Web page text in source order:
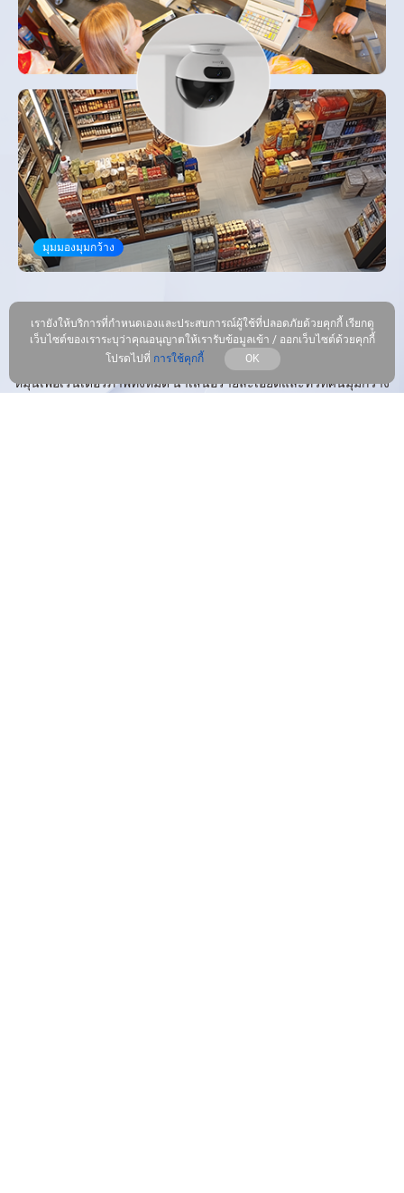
มุมมองมุมกว้าง
เลนส์คู่ ความชัดเจนมากกว่าสองเท่า
C7 Dual ใช้เลนส์ 2K+ ที่จะจับจ้องไปที่พื้นที่สำคัญ และเลนส์ 2K+ อีกตัวที่
หมุนเพื่อเรนเดอร์ภาพทั้งหมด นำเสนอรายละเอียดและทิวทัศน์มุมกว้าง
เรายังให้บริการที่กำหนดเองและประสบการณ์ผู้ใช้ที่ปลอดภัยด้วยคุกกี้ เรียกดู
เว็บไซต์ของเราระบุว่าคุณอนุญาตให้เรารับข้อมูลเข้า / ออกเว็บไซต์ด้วยคุกกี้
โปรดไปที่ การใช้คุกกี้ OK